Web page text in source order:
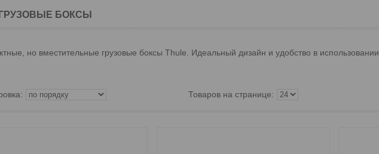
ГРУЗОВЫЕ БОКСЫ
но вместительные грузовые боксы Thule. Идеальный дизайн и удобство в использовании.